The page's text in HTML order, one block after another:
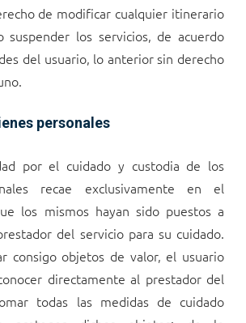
de modificar cualquier itinerario
suspender los servicios, de acuerdo
del usuario, lo anterior sin derecho
personales
por el cuidado y custodia de los
recae exclusivamente en el
los mismos hayan sido puestos a
del servicio para su cuidado.
consigo objetos de valor, el usuario
directamente al prestador del
todas las medidas de cuidado